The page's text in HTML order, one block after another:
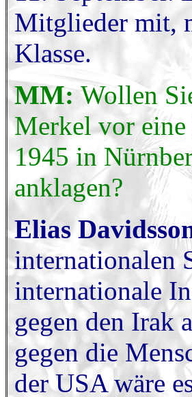
Mitglieder mit,
Klasse.
MM:Wollen
Merkel vor eine
1945 in
anklagen?
Elias
internationalen
internationale
gegen den Irak
gegen die
der USA wäre